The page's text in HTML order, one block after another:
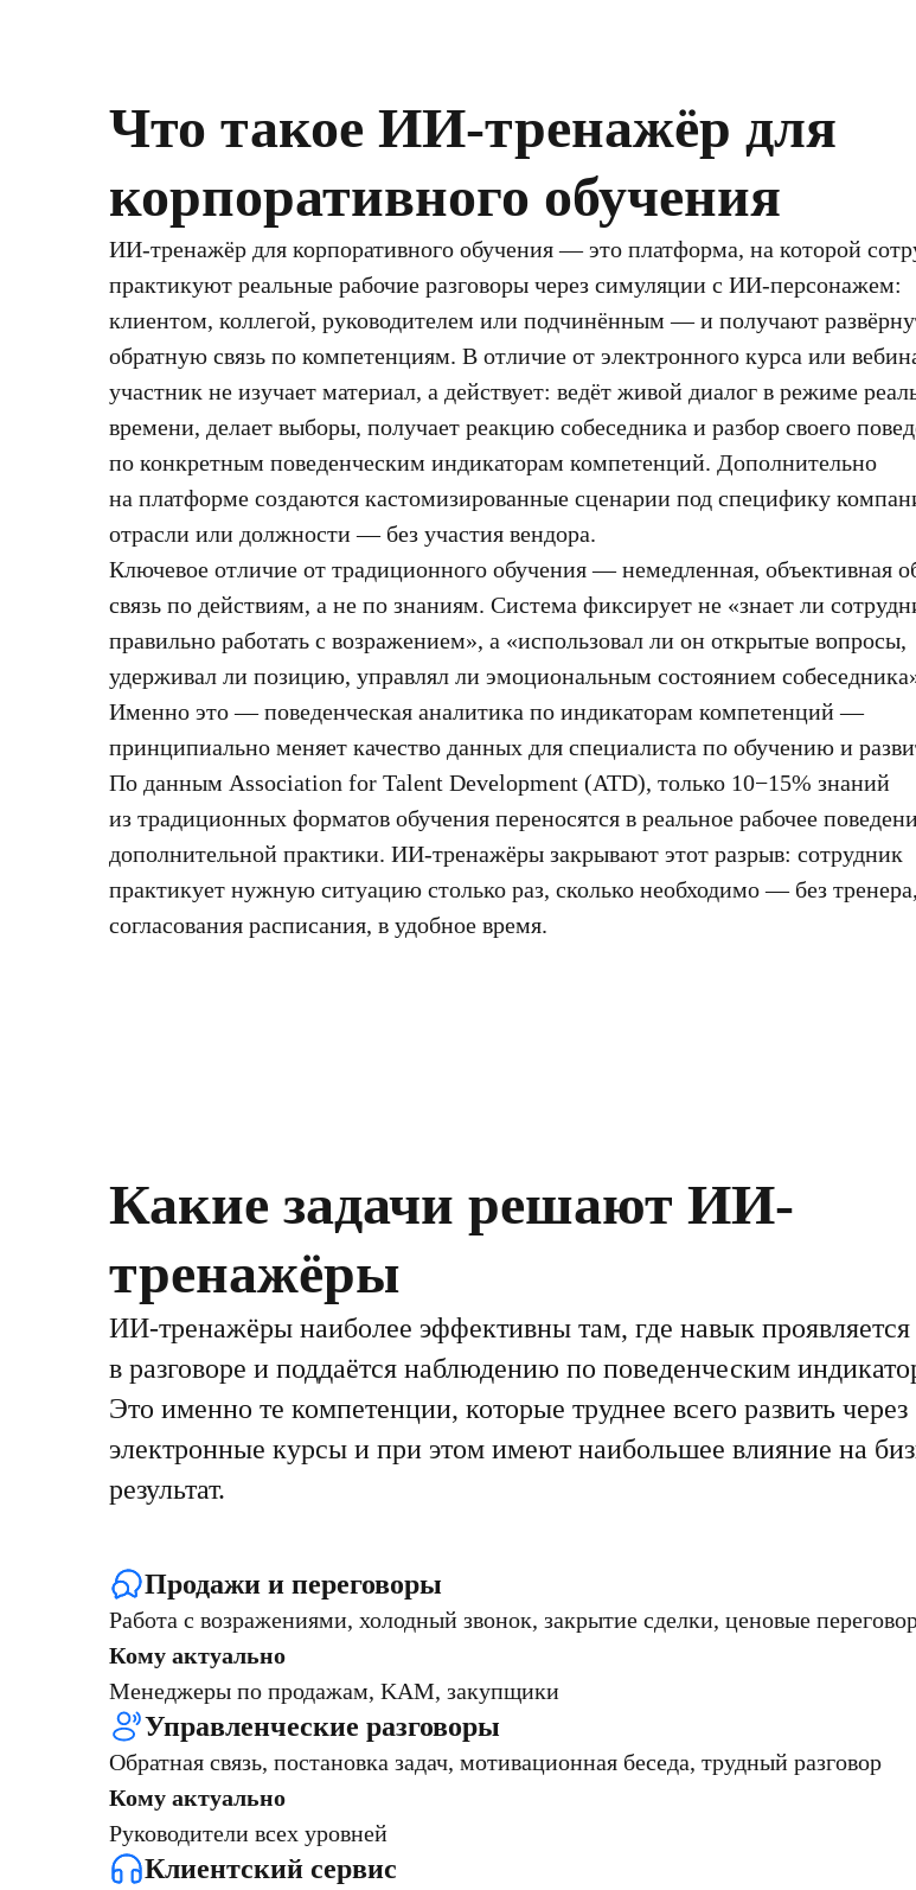
Что такое ИИ-тренажёр для
корпоративного обучения
ИИ-тренажёр для корпоративного обучения — это платформа, на которой
практикуют реальные рабочие разговоры через симуляции с ИИ-персонажем:
клиентом, коллегой, руководителем или подчинённым — и получают
обратную связь по компетенциям. В отличие от электронного курса или
участник не изучает материал, а действует: ведёт живой диалог в режиме
времени, делает выборы, получает реакцию собеседника и разбор своего
по конкретным поведенческим индикаторам компетенций. Дополнительно
на платформе создаются кастомизированные сценарии под специфику
отрасли или должности — без участия вендора.
Ключевое отличие от традиционного обучения — немедленная, объективная
связь по действиям, а не по знаниям. Система фиксирует не «знает ли
правильно работать с возражением», а «использовал ли он открытые вопросы,
удерживал ли позицию, управлял ли эмоциональным состоянием
Именно это — поведенческая аналитика по индикаторам компетенций —
принципиально меняет качество данных для специалиста по обучению и
По данным Association for Talent Development (ATD), только 10−15% знаний
из традиционных форматов обучения переносятся в реальное рабочее
дополнительной практики. ИИ-тренажёры закрывают этот разрыв: сотрудник
практикует нужную ситуацию столько раз, сколько необходимо — без
согласования расписания, в удобное время.
Какие задачи решают ИИ-
тренажёры
ИИ-тренажёры наиболее эффективны там, где навык проявляется
в разговоре и поддаётся наблюдению по поведенческим
Это именно те компетенции, которые труднее всего развить через
электронные курсы и при этом имеют наибольшее влияние на
результат.
Продажи и переговоры
Работа с возражениями, холодный звонок, закрытие сделки, ценовые
Кому актуально
Менеджеры по продажам, KAM, закупщики
Управленческие разговоры
Обратная связь, постановка задач, мотивационная беседа, трудный разговор
Кому актуально
Руководители всех уровней
Клиентский сервис